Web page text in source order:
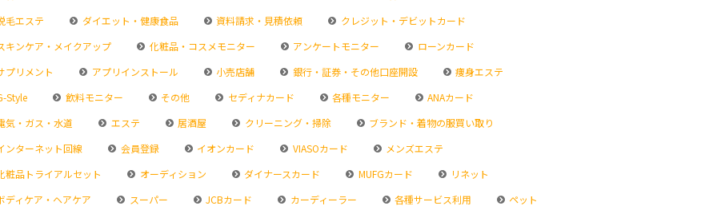
毛エステ
ダイエット・健康食品 資料請求・見積依頼
クレジット・デビットカード
キンケア・メイクアップ
化粧品・コスメモニター アンケートモニター
ローンカード
プリメント
アプリインストール 小売店舗 銀行・証券・その他口座開設
痩身エステ
Style
飲料モニター その他 セディナカード 各種モニター
ANAカード
気・ガス・水道
エステ 居酒屋 クリーニング・掃除
ブランド・着物の服買い取り
ンターネット回線
会員登録 イオンカード VIASOカード
メンズエステ
粧品トライアルセット
オーディション ダイナースカード MUFGカード
リネット
ディケア・ヘアケア
スーパー JCBカード カーディーラー 各種サービス利用
ペット